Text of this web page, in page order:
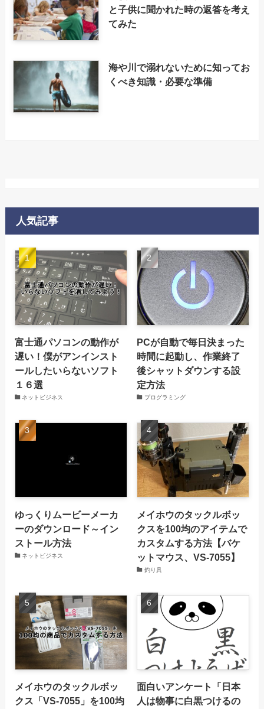
と子供に聞かれた時の返答を考え
てみた
海や川で溺れないために知ってお
くべき知識・必要な準備
人気記事
富士通パソコンの動作が
遅い！僕がアンインスト
ールしたいらないソフト
１６選
ネットビジネス
PCが自動で毎日決まった
時間に起動し、作業終了
後シャットダウンする設
定方法
プログラミング
ゆっくりムービーメーカ
ーのダウンロード～イン
ストール方法
ネットビジネス
メイホウのタックルボッ
クスを100均のアイテムで
カスタムする方法【バケ
ットマウス、VS-7055】
釣り具
メイホウのタックルボッ
クス「VS-7055」を100均
面白いアンケート「日本
人は物事に白黒つけるの